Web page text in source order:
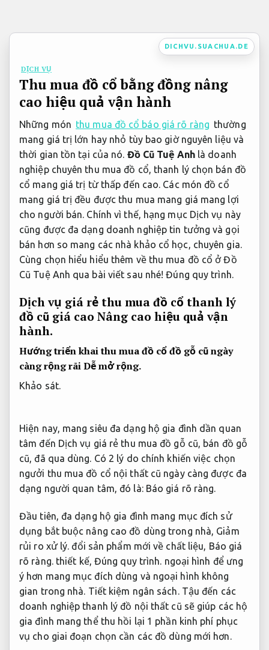
nội
DICHVU.SUACHUA.DE
DỊCH VỤ
Thu mua đồ cổ bằng đồng nâng
cao hiệu quả vận hành
Những món thu mua đồ cổ báo giá rõ ràng thường
mang giá trị lớn hay nhỏ tùy bao giờ nguyên liệu và
thời gian tồn tại của nó. Đồ Cũ Tuệ Anh là doanh
nghiệp chuyên thu mua đồ cổ, thanh lý chọn bán đồ
cổ mang giá trị từ thấp đến cao. Các món đồ cổ
mang giá trị đều được thu mua mang giá mang lợi
cho người bán. Chính vì thế, hạng mục Dịch vụ này
cũng được đa dạng doanh nghiệp tin tưởng và gọi
bán hơn so mang các nhà khảo cổ học, chuyên gia.
Cùng chọn hiểu hiểu thêm về thu mua đồ cổ ở Đồ
Cũ Tuệ Anh qua bài viết sau nhé!Đúng quy trình.
Dịch vụ giá rẻ thu mua đồ cổ thanh lý
đồ cũ giá cao Nâng cao hiệu quả vận
hành.
Hướng triển khai thu mua đồ cổ đồ gỗ cũ ngày
càng rộng rãiDễ mở rộng.
Khảo sát.
Hiện nay, mang siêu đa dạng hộ gia đình dần quan
tâm đến Dịch vụ giá rẻ thu mua đồ gỗ cũ, bán đồ gỗ
cũ, đã qua dùng. Có 2 lý do chính khiến việc chọn
ngưởi thu mua đồ cổ nội thất cũ ngày càng được đa
dạng người quan tâm, đó là: Báo giá rõ ràng.
Đầu tiên, đa dạng hộ gia đình mang mục đích sử
dụng bắt buộc nâng cao đồ dùng trong nhà, Giảm
rủi ro xử lý. đổi sản phẩm mới về chất liệu, Báo giá
rõ ràng.thiết kế, Đúng quy trình. ngoại hình để ưng
ý hơn mang mục đích dùng và ngoại hình không
gian trong nhà. Tiết kiệm ngân sách.Tậu đến các
doanh nghiệp thanh lý đồ nội thất cũ sẽ giúp các hộ
gia đình mang thể thu hồi lại 1 phần kinh phí phục
vụ cho giai đoạn chọn cần các đồ dùng mới hơn.